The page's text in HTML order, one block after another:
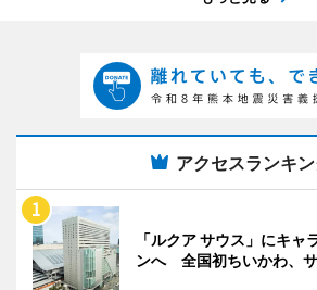
アクセスランキ
「ルクア サウス」にキャ
ンへ 全国初ちいかわ、